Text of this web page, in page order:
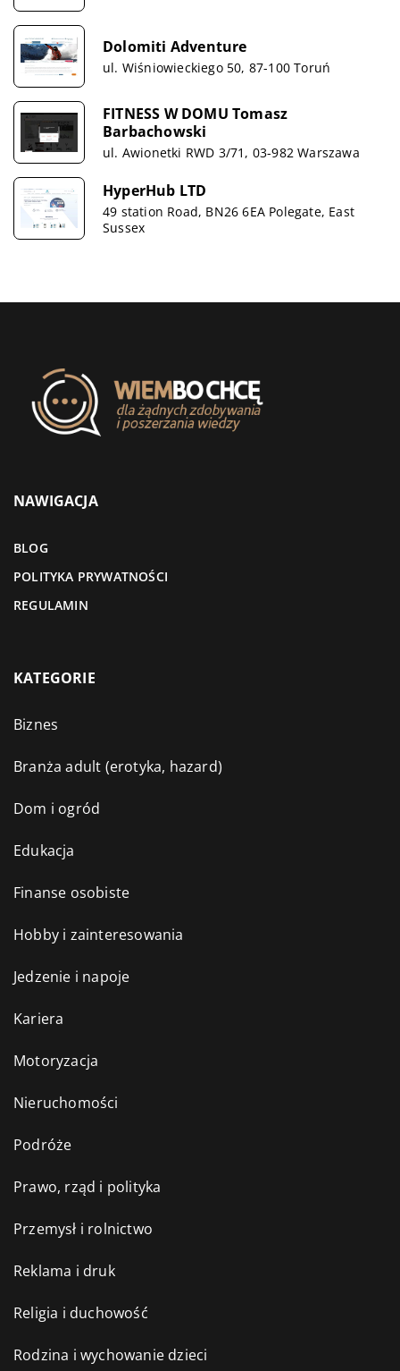
Dolomiti Adventure
ul. Wiśniowieckiego 50, 87-100 Toruń
FITNESS W DOMU Tomasz
Barbachowski
ul. Awionetki RWD 3/71, 03-982 Warszawa
HyperHub LTD
49 station Road, BN26 6EA Polegate, East
Sussex
NAWIGACJA
BLOG
POLITYKA PRYWATNOŚCI
REGULAMIN
KATEGORIE
Biznes
Branża adult (erotyka, hazard)
Dom i ogród
Edukacja
Finanse osobiste
Hobby i zainteresowania
Jedzenie i napoje
Kariera
Motoryzacja
Nieruchomości
Podróże
Prawo, rząd i polityka
Przemysł i rolnictwo
Reklama i druk
Religia i duchowość
Rodzina i wychowanie dzieci